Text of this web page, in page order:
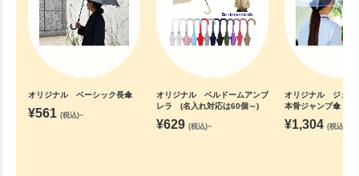
オリジナル ベーシック長傘
¥561 (税込)~
オリジナル ベルドームアンブ
レラ (名入れ対応は60個～)
¥629 (税込)~
オリジナル ジェム
本骨ジャンプ傘
¥1,304 (税込)~